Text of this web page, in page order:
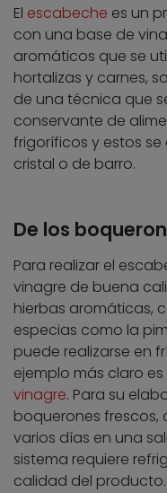
El escabeche es un
con una base de
aromáticos que se
hortalizas y carnes,
de una técnica que
conservante de
frigoríficos y estos
cristal o de barro.
De los
Para realizar el
vinagre de buena
hierbas aromáticas,
especias como la
puede realizarse en
ejemplo más claro es
vinagre. Para su
boquerones frescos,
varios días en una
sistema requiere
calidad del producto.